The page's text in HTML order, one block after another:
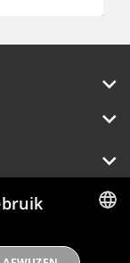
DUTCH